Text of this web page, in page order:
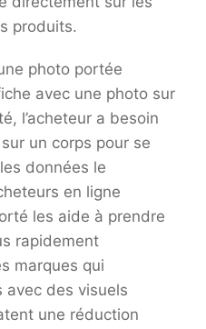
produits.
photo portée
avec une photo sur
l’acheteur a besoin
un corps pour se
données le
en ligne
les aide à prendre
rapidement
marques qui
avec des visuels
une réduction